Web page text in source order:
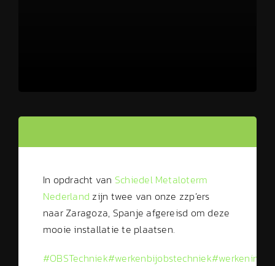
In opdracht van Schiedel Metaloterm
Nederland zijn twee van onze zzp’ers
naar Zaragoza, Spanje afgereisd om deze
mooie installatie te plaatsen.
#OBSTechniek#werkenbijobstechniek